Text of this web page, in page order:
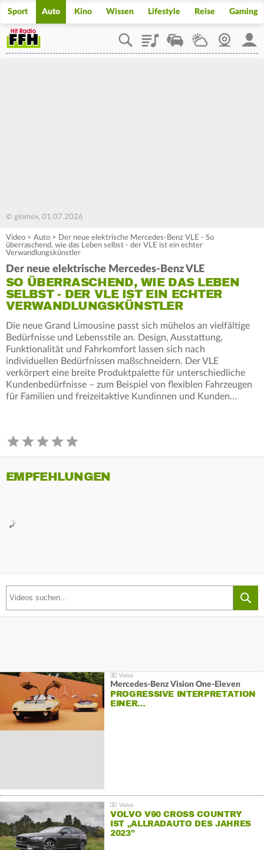
Sport Auto Kino Wissen Lifestyle Reise Gaming
PlaylistStaupilotWetterWebcam
© glomex, 01.07.2026
Video > Auto > Der neue elektrische Mercedes-Benz VLE - So
überraschend, wie das Leben selbst - der VLE ist ein echter
Verwandlungskünstler
Der neue elektrische Mercedes-Benz VLE
SO ÜBERRASCHEND, WIE DAS LEBEN
SELBST - DER VLE IST EIN ECHTER
VERWANDLUNGSKÜNSTLER
Die neue Grand Limousine passt sich mühelos an vielfältige
Bedürfnisse und Lebensstile an. Design, Ausstattung,
Funktionalität und Fahrkomfort lassen sich nach
individuellen Bedürfnissen maßschneidern. Der VLE
verkörpert eine breite Produktpalette für unterschiedliche
Kundenbedürfnisse – zum Beispiel von flexiblen Fahrzeugen
für Familien und freizeitaktive Kundinnen und Kunden…
EMPFEHLUNGEN
Mercedes-Benz Vision One-Eleven
PROGRESSIVE INTERPRETATION
EINER…
VOLVO V90 CROSS COUNTRY
IST „ALLRADAUTO DES JAHRES
2023”